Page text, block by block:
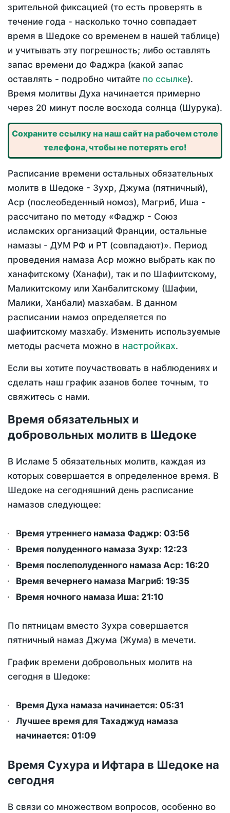
зрительной фиксацией (то есть проверять в
течение года - насколько точно совпадает
время в Шедоке со временем в нашей таблице)
и учитывать эту погрешность; либо оставлять
запас времени до Фаджра (какой запас
оставлять - подробно читайте по ссылке).
Время молитвы Духа начинается примерно
через 20 минут после восхода солнца (Шурука).
Сохраните ссылку на наш сайт на рабочем столе
телефона, чтобы не потерять его!
Расписание времени остальных обязательных
молитв в Шедоке - Зухр, Джума (пятничный),
Аср (послеобеденный номоз), Магриб, Иша -
рассчитано по методу «Фаджр - Союз
исламских организаций Франции, остальные
намазы - ДУМ РФ и РТ (совпадают)». Период
проведения намаза Аср можно выбрать как по
ханафитскому (Ханафи), так и по Шафиитскому,
Маликитскому или Ханбалитскому (Шафии,
Малики, Ханбали) мазхабам. В данном
расписании намоз определяется по
шафиитскому мазхабу. Изменить используемые
методы расчета можно в настройках.
Если вы хотите поучаствовать в наблюдениях и
сделать наш график азанов более точным, то
свяжитесь с нами.
Время обязательных и
добровольных молитв в Шедоке
В Исламе 5 обязательных молитв, каждая из
которых совершается в определенное время. В
Шедоке на сегодняшний день расписание
намазов следующее:
Время утреннего намаза Фаджр: 03:56
Время полуденного намаза Зухр: 12:23
Время послеполуденного намаза Аср: 16:20
Время вечернего намаза Магриб: 19:35
Время ночного намаза Иша: 21:10
По пятницам вместо Зухра совершается
пятничный намаз Джума (Жума) в мечети.
График времени добровольных молитв на
сегодня в Шедоке:
Время Духа намаза начинается: 05:31
Лучшее время для Тахаджуд намаза
начинается: 01:09
Время Сухура и Ифтара в Шедоке на
сегодня
В связи со множеством вопросов, особенно во